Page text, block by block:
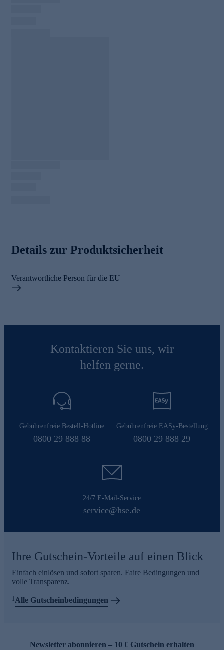
Details zur Produktsicherheit
Verantwortliche Person für die EU
Kontaktieren Sie uns, wir
helfen gerne.
Gebührenfreie Bestell-Hotline
0800 29 888 88
Gebührenfreie EASy-Bestellung
0800 29 888 29
24/7 E-Mail-Service
service@hse.de
Ihre Gutschein-Vorteile auf einen Blick
Einfach einlösen und sofort sparen. Faire Bedingungen und
volle Transparenz.
1 Alle Gutscheinbedingungen
Newsletter abonnieren – 10 € Gutschein erhalten